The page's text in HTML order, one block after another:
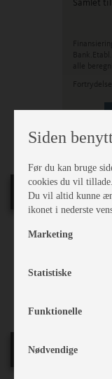
Bank.
alle
Ejerforhold:
Sovepladser:
Siden
Før du kan bruge
cookies du vil tillade.
Du vil altid kunne
ikonet i nederste
Marketing
Statistiske
Funktionelle
Nødvendige